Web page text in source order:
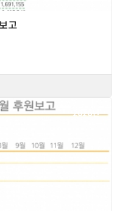
고
2026년